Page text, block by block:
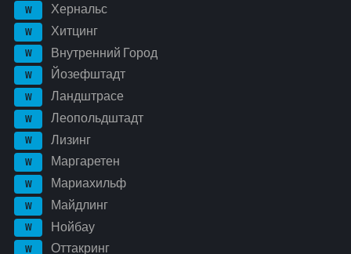
W Хернальс
W Хитцинг
W Внутренний Город
W Йозефштадт
W Ландштрасе
W Леопольдштадт
W Лизинг
W Маргаретен
W Мариахильф
W Майдлинг
W Нойбау
W Оттакринг